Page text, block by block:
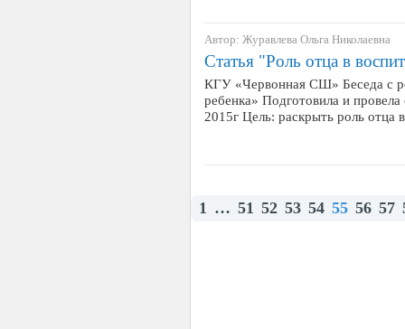
Автор: Журавлева Ольга Николаевна
Статья "Роль отца в
КГУ «Червонная СШ» Беседа с
ребенка» Подготовила и
2015г Цель: раскрыть роль отца
1 … 51 52 53 54 55 56 57